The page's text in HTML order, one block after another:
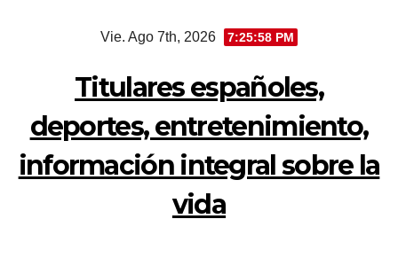
Vie. Ago 7th, 2026 7:25:58 PM
Titulares españoles,
deportes, entretenimiento,
información integral sobre la
vida